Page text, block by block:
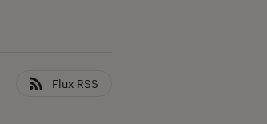
Flux RSS